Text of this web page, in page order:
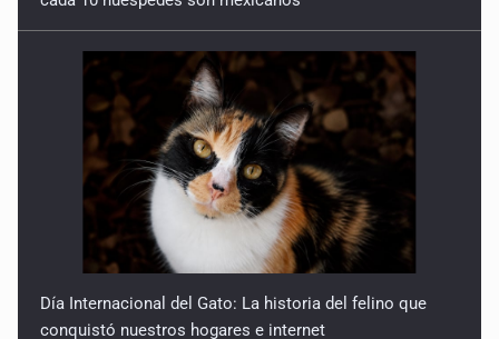
Día Internacional del Gato: La historia del felino que
conquistó nuestros hogares e internet